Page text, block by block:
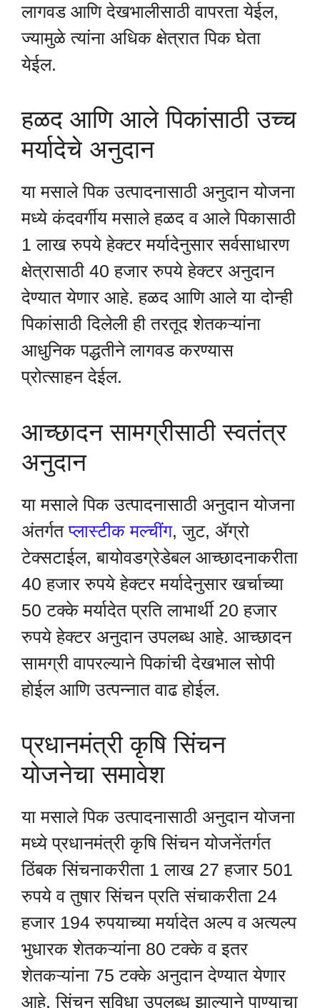
लागवड आणि देखभालीसाठी वापरता येईल,
ज्यामुळे त्यांना अधिक क्षेत्रात पिक घेता
येईल.
हळद आणि आले पिकांसाठी उच्च
मर्यादेचे अनुदान
या मसाले पिक उत्पादनासाठी अनुदान योजना
मध्ये कंदवर्गीय मसाले हळद व आले पिकासाठी
1 लाख रुपये हेक्टर मर्यादेनुसार सर्वसाधारण
क्षेत्रासाठी 40 हजार रुपये हेक्टर अनुदान
देण्यात येणार आहे. हळद आणि आले या दोन्ही
पिकांसाठी दिलेली ही तरतूद शेतकऱ्यांना
आधुनिक पद्धतीने लागवड करण्यास
प्रोत्साहन देईल.
आच्छादन सामग्रीसाठी स्वतंत्र
अनुदान
या मसाले पिक उत्पादनासाठी अनुदान योजना
अंतर्गतप्लास्टीक मल्चींग, जुट, ॲग्रो
टेक्सटाईल, बायोवडग्रेडेबल आच्छादनाकरीता
40 हजार रुपये हेक्टर मर्यादेनुसार खर्चाच्या
50 टक्के मर्यादेत प्रति लाभार्थी 20 हजार
रुपये हेक्टर अनुदान उपलब्ध आहे. आच्छादन
सामग्री वापरल्याने पिकांची देखभाल सोपी
होईल आणि उत्पन्नात वाढ होईल.
प्रधानमंत्री कृषि सिंचन
योजनेचा समावेश
या मसाले पिक उत्पादनासाठी अनुदान योजना
मध्ये प्रधानमंत्री कृषि सिंचन योजनेंतर्गत
ठिंबक सिंचनाकरीता 1 लाख 27 हजार 501
रुपये व तुषार सिंचन प्रति संचाकरीता 24
हजार 194 रुपयाच्या मर्यादेत अल्प व अत्यल्प
भुधारक शेतकऱ्यांना 80 टक्के व इतर
शेतकऱ्यांना 75 टक्के अनुदान देण्यात येणार
आहे. सिंचन सुविधा उपलब्ध झाल्याने पाण्याचा